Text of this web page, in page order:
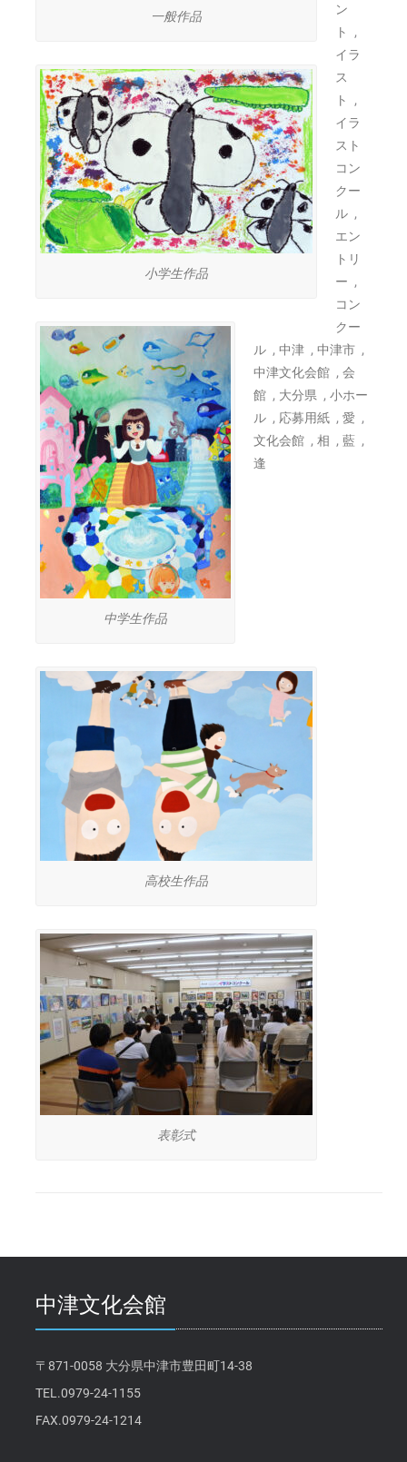
一般作品
小学生作品
中学生作品
高校生作品
表彰式
ン
ト
,
イラ
ス
ト
,
イラ
スト
コン
クー
ル ,
エン
トリ
ー ,
コン
クー
ル , 中津 , 中津市 ,
中津文化会館 , 会
館 , 大分県 , 小ホー
ル , 応募用紙 , 愛 ,
文化会館 , 相 , 藍 ,
逢
中津文化会館
〒871-0058 大分県中津市豊田町14-38
TEL.0979-24-1155
FAX.0979-24-1214